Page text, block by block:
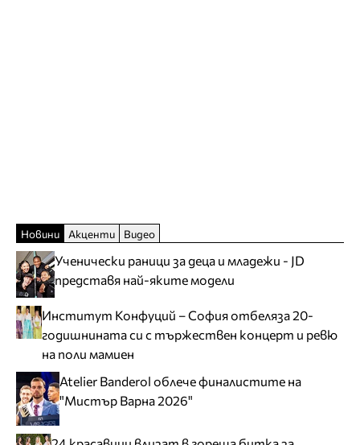
Новини Акценти Видео
Ученически раници за деца и младежи - JD
представя най-яките модели
Институт Конфуций – София отбеляза 20-
годишнината си с тържествен концерт и ревю
на поли мамиен
Atelier Banderol облече финалистите на
"Мистър Варна 2026"